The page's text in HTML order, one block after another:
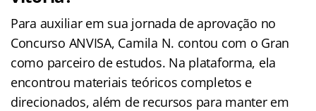
Para auxiliar em sua jornada de aprovação no
Concurso ANVISA, Camila N. contou com o Gran
como parceiro de estudos. Na plataforma, ela
encontrou materiais teóricos completos e
direcionados, além de recursos para manter em